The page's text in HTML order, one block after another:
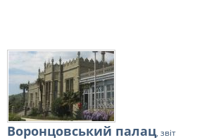
Воронцовський палац, звіт